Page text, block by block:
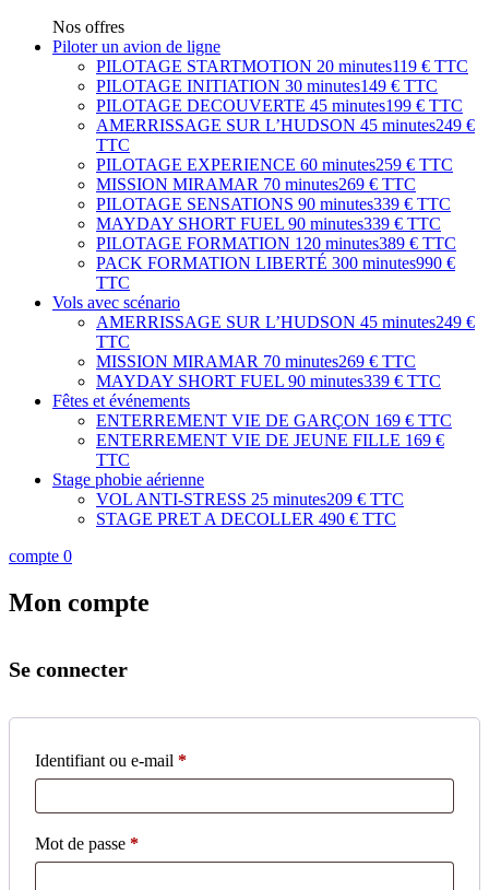
Nos offres
Piloter un avion de ligne
PILOTAGE STARTMOTION 20 minutes119 € TTC
PILOTAGE INITIATION 30 minutes149 € TTC
PILOTAGE DECOUVERTE 45 minutes199 € TTC
AMERRISSAGE SUR L’HUDSON 45 minutes249 €
TTC
PILOTAGE EXPERIENCE 60 minutes259 € TTC
MISSION MIRAMAR 70 minutes269 € TTC
PILOTAGE SENSATIONS 90 minutes339 € TTC
MAYDAY SHORT FUEL 90 minutes339 € TTC
PILOTAGE FORMATION 120 minutes389 € TTC
PACK FORMATION LIBERTÉ 300 minutes990 €
TTC
Vols avec scénario
AMERRISSAGE SUR L’HUDSON 45 minutes249 €
TTC
MISSION MIRAMAR 70 minutes269 € TTC
MAYDAY SHORT FUEL 90 minutes339 € TTC
Fêtes et événements
ENTERREMENT VIE DE GARÇON 169 € TTC
ENTERREMENT VIE DE JEUNE FILLE 169 €
TTC
Stage phobie aérienne
VOL ANTI-STRESS 25 minutes209 € TTC
STAGE PRET A DECOLLER 490 € TTC
compte 0
Mon compte
Se connecter
Identifiant ou e-mail *Obligatoire
Mot de passe *Obligatoire